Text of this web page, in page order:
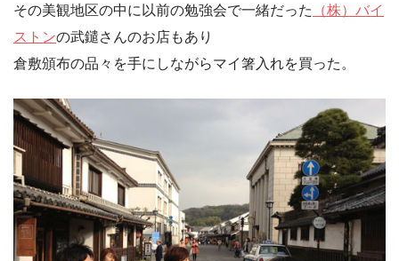
その美観地区の中に以前の勉強会で一緒だった
（株）バイ
ストンの武鑓さんのお店もあり
倉敷頒布の品々を手にしながらマイ箸入れを買った。